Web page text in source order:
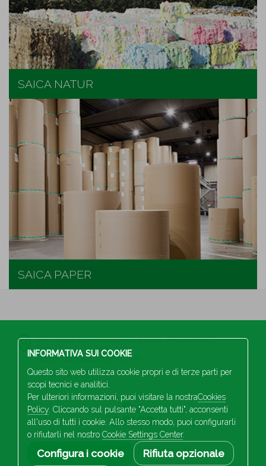
SAICA NATUR
SAICA PAPER
S.A Industrias Celulosa Aragonesa (A50002567)
San Juan de la Peña, 144
50015 Saragozza (SPAGNA)
34 976 103 100
2026 Saica. Tutti i diritti riservati
INFORMATIVA SUI COOKIE
Questo sito web utilizza cookie propri e di terze parti per
scopi tecnici e analitici.
Per ulteriori informazioni, puoi visitare la nostraCookies
Policy. Cliccando sul pulsante "Accetta tutti", acconsenti
all'uso di tutti i cookie. Allo stesso modo, puoi configurarli
o rifiutarli nel nostro Cookie Settings Center.
Configura i cookie Rifiuta opzionale